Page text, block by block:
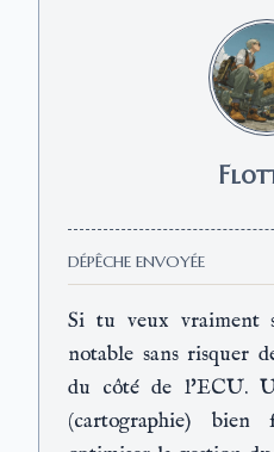
DÉPÊCHE ENVOYÉE
Si tu veux vraiment
notable sans risquer
du côté de l'ECU.
(cartographie)